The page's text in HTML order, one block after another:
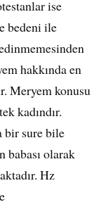
ise
bedeni ile
hakkında en
Meryem konusu
kadındır.
bir sure bile
babası olarak
Hz